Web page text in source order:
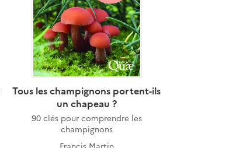
Tous les champignons portent-ils
un chapeau ?
90 clés pour comprendre les
champignons
Francis Martin